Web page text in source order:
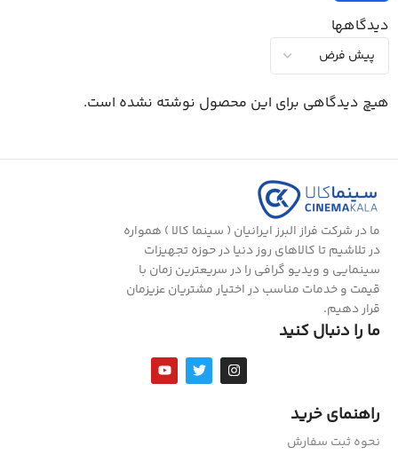
دیدگاهها
هیچ دیدگاهی برای این محصول نوشته نشده است.
ما در شرکت فراز البرز ایرانیان ( سینما کالا ) همواره
در تلاشیم تا کالاهای روز دنیا در حوزه تجهیزات
سینمایی و ویدیو گرافی را در سریعترین زمان با
قیمت و خدمات مناسب در اختیار مشتریان عزیزمان
قرار دهیم.
ما را دنبال کنید
راهنمای خرید
نحوه ثبت سفارش